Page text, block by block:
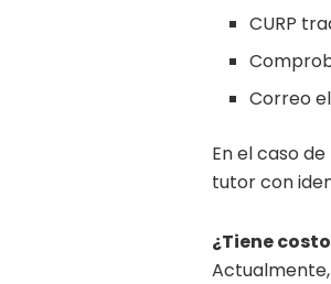
CURP
Correo
En el caso
tutor con
¿Tiene